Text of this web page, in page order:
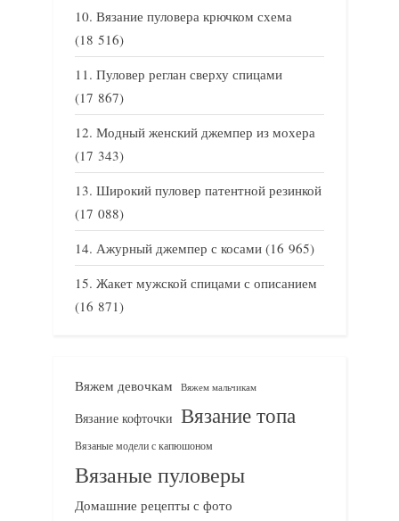
Вязание пуловера крючком схема
(18 516)
Пуловер реглан сверху спицами
(17 867)
Модный женский джемпер из мохера
(17 343)
Широкий пуловер патентной резинкой
(17 088)
Ажурный джемпер с косами (16 965)
Жакет мужской спицами с описанием
(16 871)
Вяжем девочкам Вяжем мальчикам
Вязание кофточки Вязание топа
Вязаные модели с капюшоном
Вязаные пуловеры
Домашние рецепты с фото